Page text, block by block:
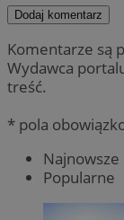
Dodaj komentarz
Komentarze są
Wydawca
treść.
* pola
Najnowsze
Popularne